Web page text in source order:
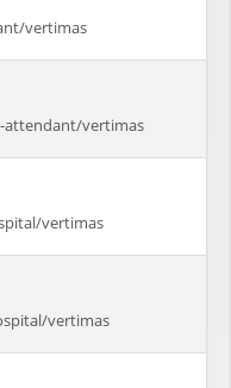
vertimas
attendant/vertimas
vertimas
vertimas